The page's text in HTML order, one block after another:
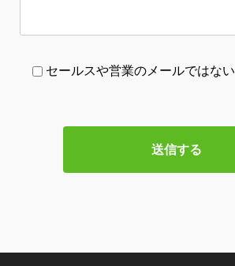
セールスや営業のメールではない